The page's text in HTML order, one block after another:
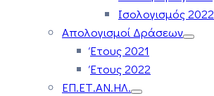
Ισολογισμός 2022
Απολογισμοί Δράσεων
Έτους 2021
Έτους 2022
ΕΠ.ΕΤ.ΑΝ.ΗΛ.